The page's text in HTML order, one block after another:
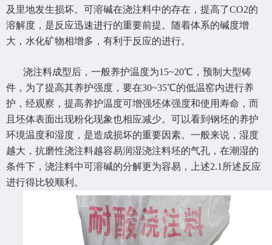
及里地发生损坏。可溶碱在浇注料中的存在，提高了CO2的
溶解度，是反应迅速进行的重要前提。随着体系的碱度增
大，水化矿物相增多，有利于反应的进行。
浇注料成型后，一般养护温度为15~20℃，预制大型铸
件，为了提高其养护强度，要在30~35℃的低温窑内进行养
护，经观察，提高养护温度可增强坯体强度和使用寿命，而
且坯体表面出现粉化现象也相应减少。可以看到钢坯的养护
环境温度和湿度，是造成损坏的重要因素。一般来说，湿度
越大，抗磨性浇注料越容易润湿浇注料坯的气孔，在潮湿的
条件下，浇注料中可溶碱的分解更为容易，上述2.1所述反应
进行得比较顺利。